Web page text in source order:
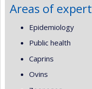
Areas of
Epidemiology
Public health
Caprins
Ovins